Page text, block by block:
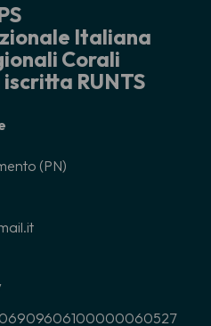
Italiana
Corali
RUNTS
(PN)